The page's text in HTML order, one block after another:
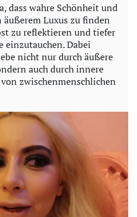
dass wahre Schönheit und
Luxus zu finden
zu reflektieren und tiefer
einzutauchen. Dabei
nicht nur durch äußere
auch durch innere
zwischenmenschlichen